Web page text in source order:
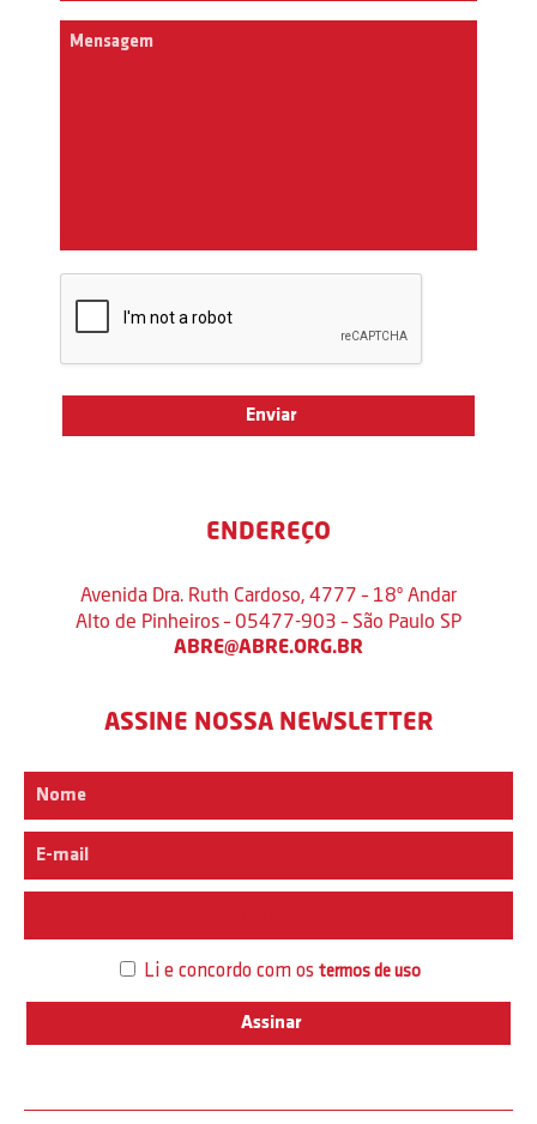
ENDEREÇO
Avenida Dra. Ruth Cardoso, 4777 – 18º Andar
Alto de Pinheiros – 05477-903 – São Paulo SP
ABRE@ABRE.ORG.BR
ASSINE NOSSA NEWSLETTER
Li e concordo com os termos de uso